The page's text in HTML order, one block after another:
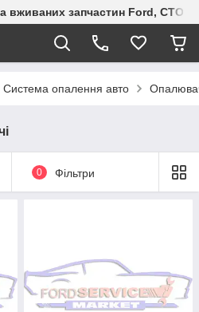
вживаних запчастин Ford, СТО
Система опалення авто
0 Фільтри